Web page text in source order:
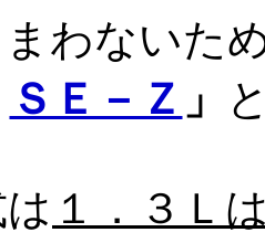
わないた
ＳＥ－Ｚ 」
１．３Ｌ